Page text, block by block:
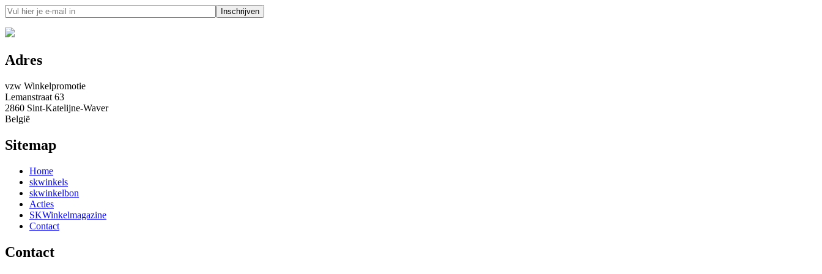
Adres
vzw Winkelpromotie
Lemanstraat 63
2860 Sint-Katelijne-Waver
België
Sitemap
Home
skwinkels
skwinkelbon
Acties
SKWinkelmagazine
Contact
Contact